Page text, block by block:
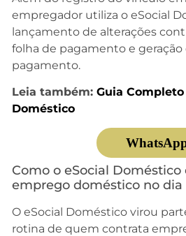
empregador utiliza o eSocial
lançamento de alterações
folha de pagamento e geração
pagamento.
Leia também: Guia Completo
Doméstico
Como o eSocial Doméstico
emprego doméstico no dia
O eSocial Doméstico virou
rotina de quem contrata